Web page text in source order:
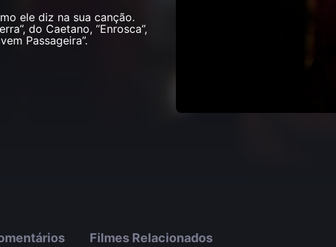
ele diz na sua canção.
do Caetano, “Enrosca”,
Passageira”.
Filmes Relacionados